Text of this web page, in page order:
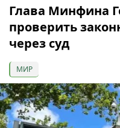
Глава Минфина
проверить
через суд
МИР